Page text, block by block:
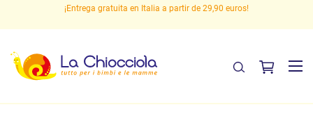
¡Entrega gratuita en Italia a partir de 29,90 euros!